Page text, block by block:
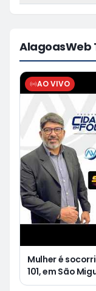
AlagoasWeb
AO VIVO
Mulher é
101, em São
morre após